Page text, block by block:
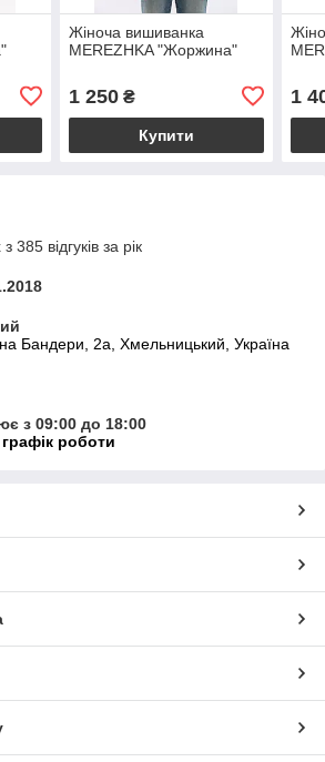
Жіноча вишиванка
MEREZHKA "Жоржина"
1 250₴
Купити
1
385 відгуків за рік
Бандери, 2a, Хмельницький, Україна
з 09:00 до 18:00
роботи